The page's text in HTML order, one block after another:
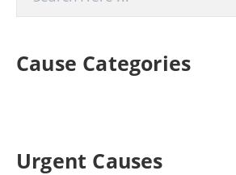
Cause Categories
Urgent Causes